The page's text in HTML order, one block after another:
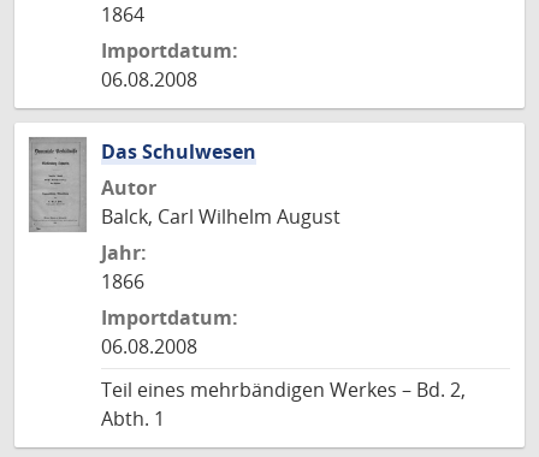
1864
Importdatum:
06.08.2008
Das Schulwesen
Autor
Balck, Carl Wilhelm August
Jahr:
1866
Importdatum:
06.08.2008
Teil eines mehrbändigen Werkes – Bd. 2,
Abth. 1